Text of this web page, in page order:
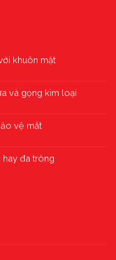
khuôn mặt
và gọng kim loại
vệ mắt
hay đa tròng